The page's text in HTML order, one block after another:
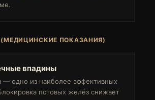
ПОКАЗАНИЯ)
впадины
— одно из наиболее эффективных
потовых желёз снижает